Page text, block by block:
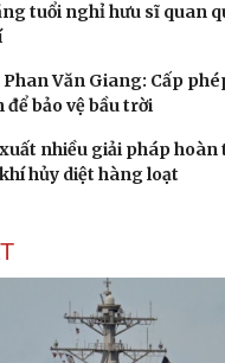
tuổi nghỉ hưu sĩ quan
Văn Giang: Cấp
bảo vệ bầu trời
nhiều giải pháp
hủy diệt hàng loạt